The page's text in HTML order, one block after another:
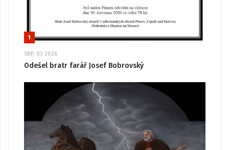
1
SRP, 03 2026
Odešel bratr farář Josef Bobrovský